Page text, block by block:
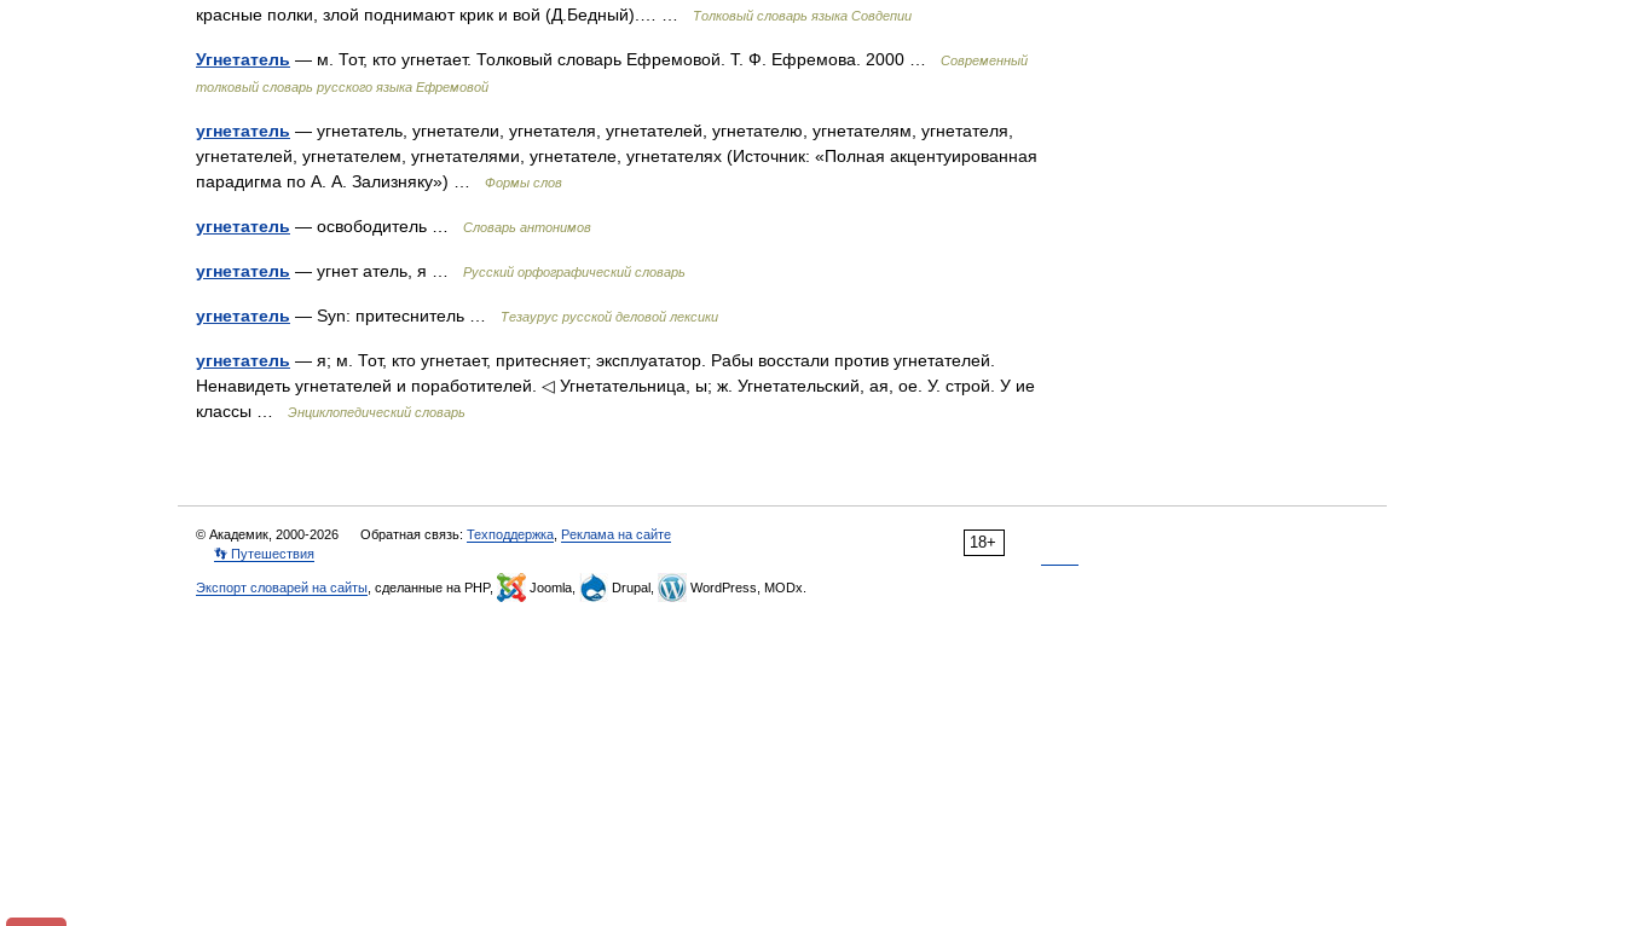
красные полки, злой поднимают крик и вой (Д.Бедный).… …
Толковый словарь языка Совдепии
Угнетатель — м. Тот, кто угнетает. Толковый словарь Ефремовой. Т. Ф. Ефремова. 2000 …
Современный
толковый словарь русского языка Ефремовой
угнетатель — угнетатель, угнетатели, угнетателя, угнетателей, угнетателю, угнетателям, угнетателя,
угнетателей, угнетателем, угнетателями, угнетателе, угнетателях (Источник: «Полная акцентуированная
парадигма по А. А. Зализняку») …
Формы слов
угнетатель — освободитель … Словарь антонимов
угнетатель — угнет атель, я … Русский орфографический словарь
угнетатель — Syn: притеснитель … Тезаурус русской деловой лексики
угнетатель — я; м. Тот, кто угнетает, притесняет; эксплуататор. Рабы восстали против угнетателей.
Ненавидеть угнетателей и поработителей. ◁ Угнетательница, ы; ж. Угнетательский, ая, ое. У. строй. У ие
классы …
Энциклопедический словарь
18+
© Академик, 2000-2026 Обратная связь: Техподдержка Реклама на сайте
👣 Путешествия
Экспорт словарей на сайты , сделанные на PHP, Joomla, Drupal, WordPress, MODx.